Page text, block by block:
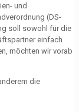
und
(DS-
soll sowohl für die
einfach
möchten wir vorab
die